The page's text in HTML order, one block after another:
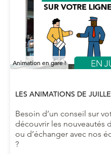
Animation en gare !
LES ANIMATIONS DE
Besoin d’un conseil sur
découvrir les nouveautés
ou d’échanger avec nos
?